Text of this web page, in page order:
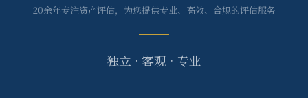
20余年专注资产评估，为您提供专业、高效、合规的评估服务
独立 · 客观 · 专业